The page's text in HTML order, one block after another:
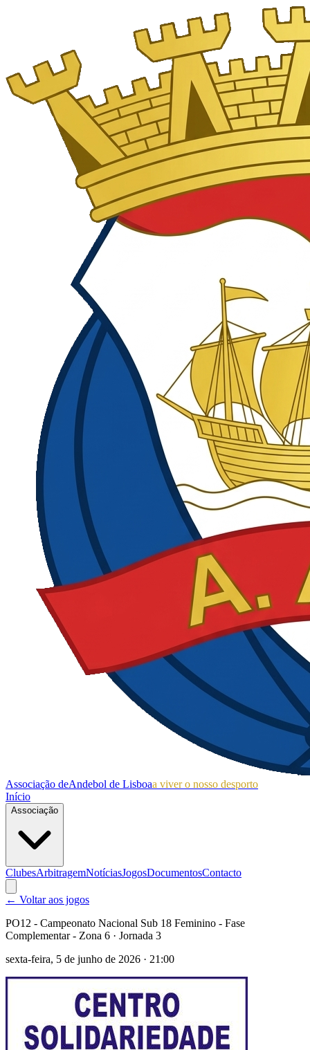
Associação deAndebol de Lisboaa viver o nosso desporto
Início
Associação
ClubesArbitragemNotíciasJogosDocumentosContacto
← Voltar aos jogos
PO12 - Campeonato Nacional Sub 18 Feminino - Fase
Complementar - Zona 6 · Jornada 3
sexta-feira, 5 de junho de 2026 · 21:00